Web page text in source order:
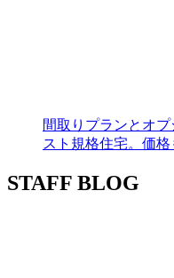
間取りプランとオ
スト規格住宅。価格
STAFF BLOG